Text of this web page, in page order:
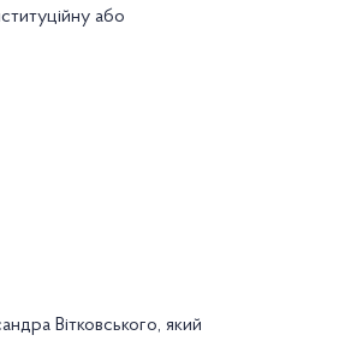
або
Вітковського, який